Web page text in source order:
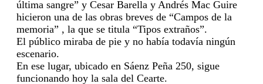
última sangre” y Cesar Barella y Andrés Mac Guire
hicieron una de las obras breves de “Campos de la
memoria” , la que se titula “Tipos extraños”.
El público miraba de pie y no había todavía ningún
escenario.
En ese lugar, ubicado en Sáenz Peña 250, sigue
funcionando hoy la sala del Cearte.